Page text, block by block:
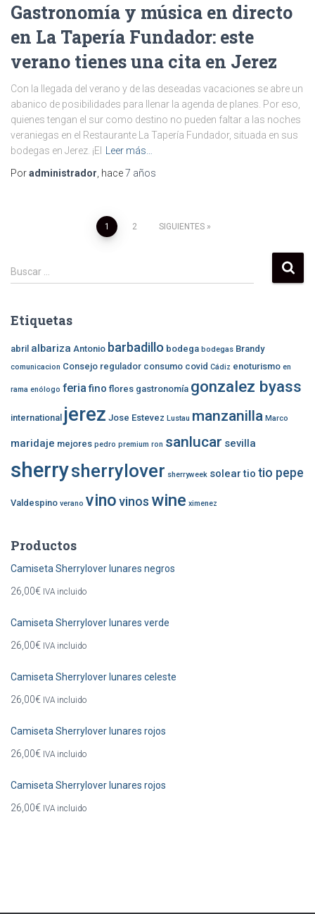
Gastronomía y música en directo
en La Tapería Fundador: este
verano tienes una cita en Jerez
Con la llegada del verano y de las deseadas vacaciones se abre un
abanico de posibilidades para llenar la agenda de planes. Por eso,
quienes tengan el sur como destino no pueden faltar a las noches
veraniegas en el Restaurante La Tapería Fundador, situada en sus
bodegas en Jerez. ¡El
Leer más…
Poradministrador, hace7 años
Navegación
de
1 2 SIGUIENTES
B
u
a
Buscar …
Etiquetas
abril albariza Antonio barbadillo bodega bodegas Brandy
comunicacion Consejo regulador consumo covid Cádiz enoturismo en
rama enólogo feria fino flores gastronomía gonzalez byass
international jerez Jose Estevez Lustau manzanilla Marco
maridaje mejores pedro premium ron sanlucar sevilla
sherrysherrylover sherryweek solear tio tio pepe
Valdespino verano vino vinos wine ximenez
Productos
Camiseta Sherrylover lunares negros
26,00€ IVA incluido
Camiseta Sherrylover lunares verde
26,00€ IVA incluido
Camiseta Sherrylover lunares celeste
26,00€ IVA incluido
Camiseta Sherrylover lunares rojos
26,00€ IVA incluido
Camiseta Sherrylover lunares rojos
26,00€ IVA incluido